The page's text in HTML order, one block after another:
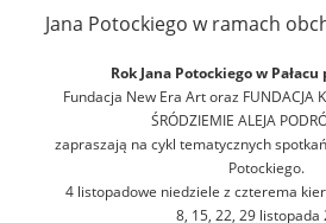
Jana Potockiego w ramach
Rok Jana Potockiego w
Fundacja New Era Art oraz FUNDACJA
ŚRÓDZIEMIE ALEJA
zapraszają na cykl tematycznych
Potockiego.
4 listopadowe niedziele z czterema
8, 15, 22, 29 listopada